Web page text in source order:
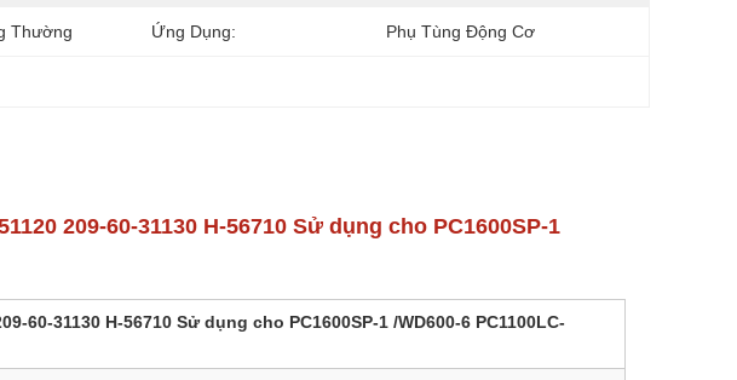
Thường Ứng Dụng: Phụ Tùng Động Cơ
209-60-31130 H-56710 Sử dụng cho PC1600SP-1
60-31130 H-56710 Sử dụng cho PC1600SP-1 /WD600-6 PC1100LC-